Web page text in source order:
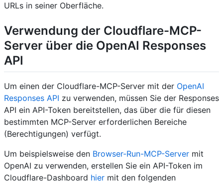
URLs in seiner Oberfläche.
Verwendung der Cloudflare-MCP-
Server über die OpenAI Responses
API
Um einen der Cloudflare-MCP-Server mit der OpenAI
Responses API zu verwenden, müssen Sie der Responses
API ein API-Token bereitstellen, das über die für diesen
bestimmten MCP-Server erforderlichen Bereiche
(Berechtigungen) verfügt.
Um beispielsweise den Browser-Run-MCP-Server mit
OpenAI zu verwenden, erstellen Sie ein API-Token im
Cloudflare-Dashboard hier mit den folgenden